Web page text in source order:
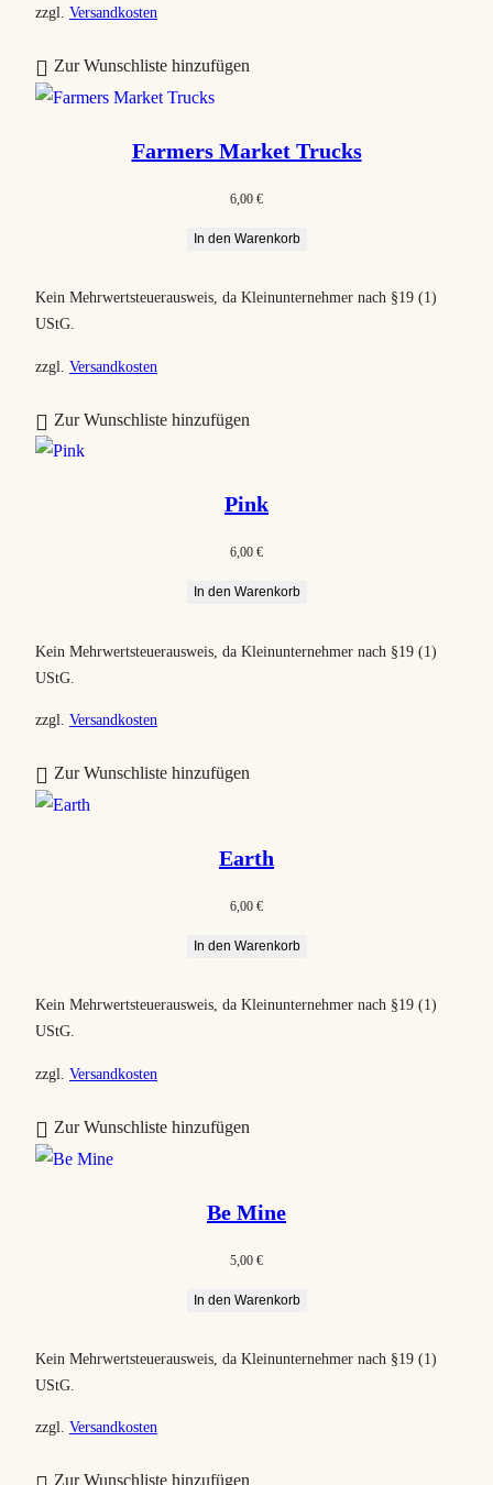
zzgl. Versandkosten
Zur Wunschliste hinzufügen
Farmers Market Trucks
6,00 €
In den Warenkorb
Kein Mehrwertsteuerausweis, da Kleinunternehmer nach §19 (1)
UStG.
zzgl. Versandkosten
Zur Wunschliste hinzufügen
Pink
6,00 €
In den Warenkorb
Kein Mehrwertsteuerausweis, da Kleinunternehmer nach §19 (1)
UStG.
zzgl. Versandkosten
Zur Wunschliste hinzufügen
Earth
6,00 €
In den Warenkorb
Kein Mehrwertsteuerausweis, da Kleinunternehmer nach §19 (1)
UStG.
zzgl. Versandkosten
Zur Wunschliste hinzufügen
Be Mine
5,00 €
In den Warenkorb
Kein Mehrwertsteuerausweis, da Kleinunternehmer nach §19 (1)
UStG.
zzgl. Versandkosten
Zur Wunschliste hinzufügen